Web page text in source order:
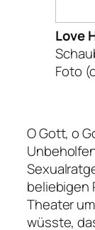
Love
Foto
O Gott, o
beliebigen
Theater
wüsste,